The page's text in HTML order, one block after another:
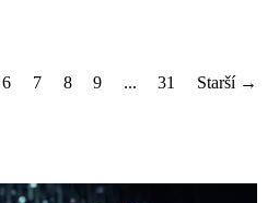
6 7 8 9 ... 31 Starší →